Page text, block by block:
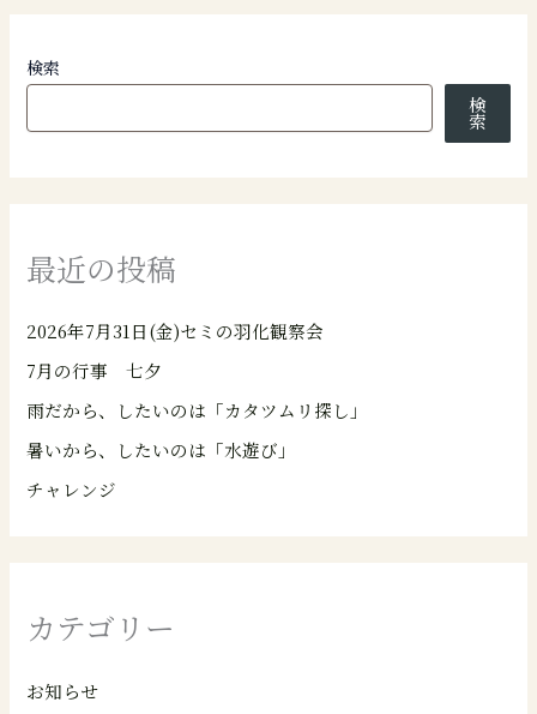
検索
検
索
最近の投稿
2026年7月31日(金)セミの羽化観察会
7月の行事 七夕
雨だから、したいのは「カタツムリ探し」
暑いから、したいのは「水遊び」
チャレンジ
カテゴリー
お知らせ